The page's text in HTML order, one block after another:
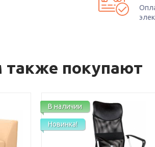
также покупают
В наличии
Новинка!